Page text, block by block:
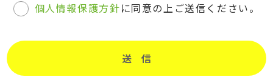
個人情報保護方針に同意の上ご送信ください。